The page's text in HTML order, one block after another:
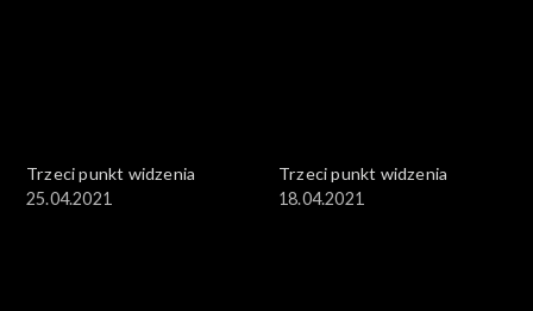
Trzeci punkt widzenia
25.04.2021
Trzeci punkt widzenia
18.04.2021